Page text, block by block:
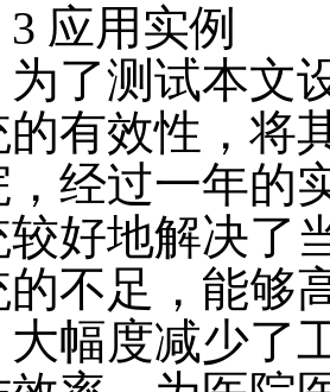
用实例
测试本文设
的有效性，将
，经过一年的
较好地解决了
的不足，能够
大幅度减少了